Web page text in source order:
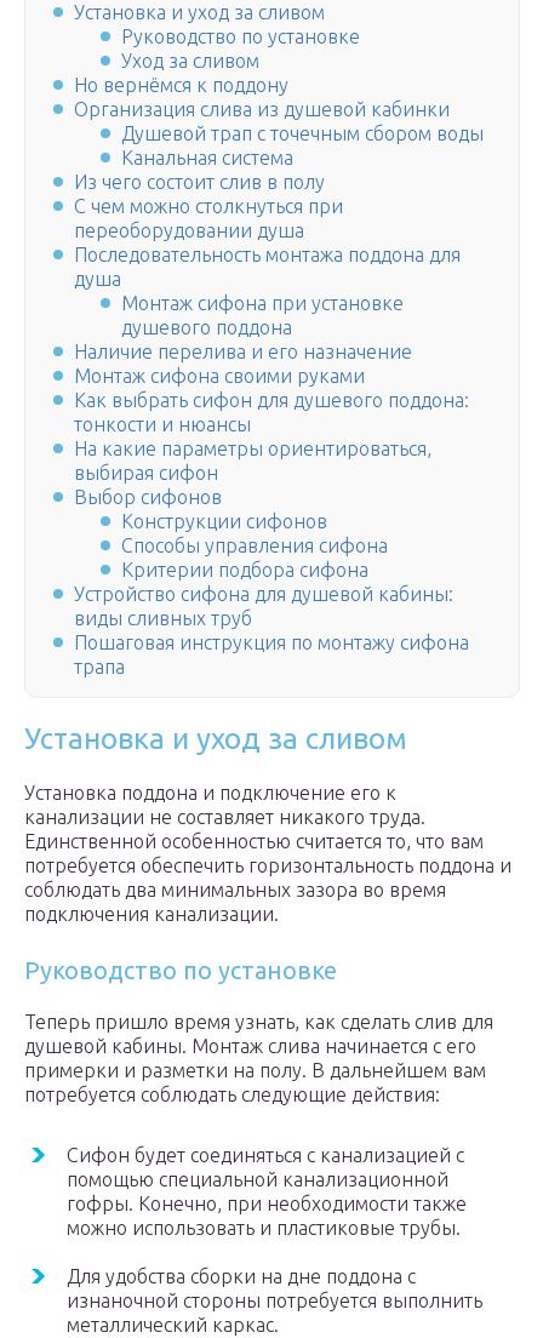
Установка и уход за сливом
Руководство по установке
Уход за сливом
Но вернёмся к поддону
Организация слива из душевой кабинки
Душевой трап с точечным сбором воды
Канальная система
Из чего состоит слив в полу
С чем можно столкнуться при
переоборудовании душа
Последовательность монтажа поддона для
душа
Монтаж сифона при установке
душевого поддона
Наличие перелива и его назначение
Монтаж сифона своими руками
Как выбрать сифон для душевого поддона:
тонкости и нюансы
На какие параметры ориентироваться,
выбирая сифон
Выбор сифонов
Конструкции сифонов
Способы управления сифона
Критерии подбора сифона
Устройство сифона для душевой кабины:
виды сливных труб
Пошаговая инструкция по монтажу сифона
трапа
Установка и уход за сливом
Установка поддона и подключение его к
канализации не составляет никакого труда.
Единственной особенностью считается то, что вам
потребуется обеспечить горизонтальность поддона и
соблюдать два минимальных зазора во время
подключения канализации.
Руководство по установке
Теперь пришло время узнать, как сделать слив для
душевой кабины. Монтаж слива начинается с его
примерки и разметки на полу. В дальнейшем вам
потребуется соблюдать следующие действия:
Сифон будет соединяться с канализацией с
помощью специальной канализационной
гофры. Конечно, при необходимости также
можно использовать и пластиковые трубы.
Для удобства сборки на дне поддона с
изнаночной стороны потребуется выполнить
металлический каркас.